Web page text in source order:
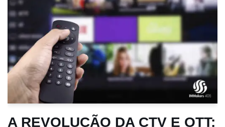
A REVOLUÇÃO DA CTV E OTT: